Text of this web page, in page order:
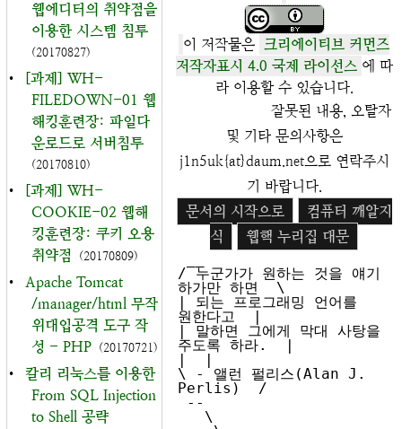
웹에디터의 취약점을
이용한 시스템 침투
(20170827)
•
[과제] WH-
FILEDOWN-01 웹
해킹훈련장: 파일다
운로드로 서버침투
(20170810)
•
[과제] WH-
COOKIE-02 웹해
킹훈련장: 쿠키 오용
취약점
(20170809)
•
Apache Tomcat
/manager/html 무작
위대입공격 도구 작
성 - PHP (20170721)
•
칼리 리눅스를 이용한
From SQL Injection
to Shell 공략
이 저작물은 크리에이티브 커먼즈
저작자표시 4.0 국제 라이선스 에 따
라 이용할 수 있습니다.
잘못된 내용, 오탈자
및 기타 문의사항은
j1n5uk{at}daum.net으로 연락주시
기 바랍니다.
문서의 시작으로
컴퓨터 깨알지
식
웹핵 누리집 대문
/ 누군가가 원하는 것을 얘기
하가만 하면  \
| 되는 프로그래밍 언어를
원한다고  |
| 말하면 그에게 막대 사탕을
주도록 하라.  |
|  |
\ - 앨런 펄리스(Alan J.
Perlis)  /